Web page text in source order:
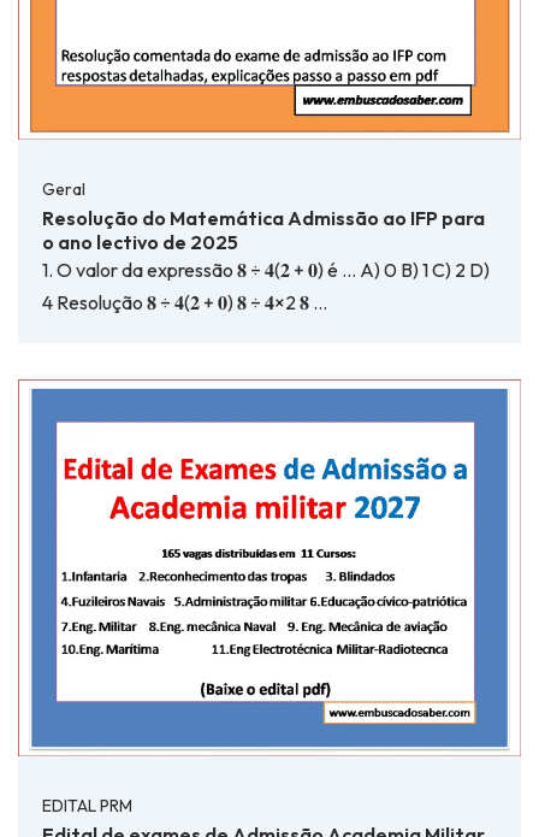
Geral
Resolução do Matemática Admissão ao IFP para
o ano lectivo de 2025
1. O valor da expressão 𝟖 ÷ 𝟒(𝟐 + 𝟎) é … A) 0 B) 1 C) 2 D)
4 Resolução 𝟖 ÷ 𝟒(𝟐 + 𝟎) 𝟖 ÷ 𝟒×2 𝟖 …
EDITAL PRM